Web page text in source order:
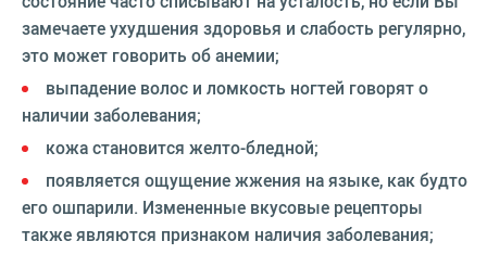
замечаете ухудшения здоровья и слабость регулярно,
это может говорить об анемии;
выпадение волос и ломкость ногтей говорят о
наличии заболевания;
кожа становится желто-бледной;
появляется ощущение жжения на языке, как будто
его ошпарили. Измененные вкусовые рецепторы
также являются признаком наличия заболевания;